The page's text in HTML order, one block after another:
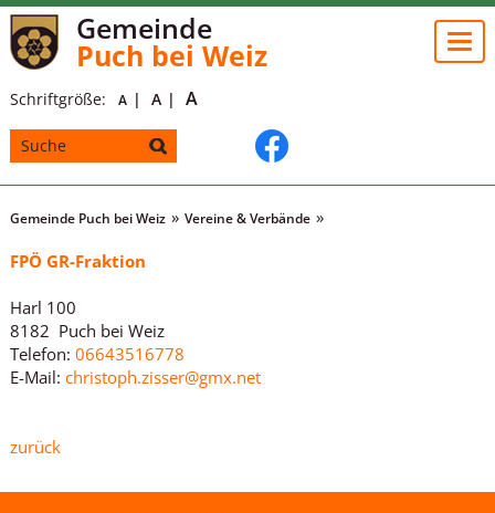
Gemeinde
Puch bei Weiz
Schriftgröße: A A A
Gemeinde Puch bei Weiz Vereine & Verbände
FPÖ GR-Fraktion
Harl 100
8182 Puch bei Weiz
Telefon: 06643516778
E-Mail: christoph.zisser@gmx.net
zurück